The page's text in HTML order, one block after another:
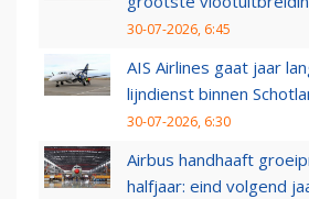
30-07-2026, 6:45
AIS Airlines gaat jaar
lijndienst binnen
30-07-2026, 6:30
Airbus handhaaft
halfjaar: eind volgend